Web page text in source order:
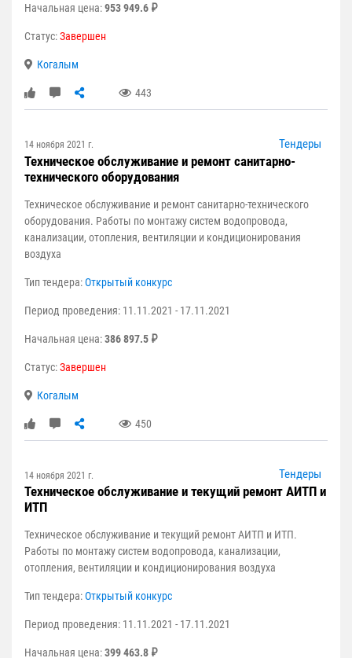
Начальная цена:953 949.6 ₽
Статус:Завершен
Когалым
443
14 ноября 2021 г. Тендеры
Техническое обслуживание и ремонт санитарно-
технического оборудования
Техническое обслуживание и ремонт санитарно-технического
оборудования. Работы по монтажу систем водопровода,
канализации, отопления, вентиляции и кондиционирования
воздуха
Тип тендера:Открытый конкурс
Период проведения: 11.11.2021 - 17.11.2021
Начальная цена:386 897.5 ₽
Статус:Завершен
Когалым
450
14 ноября 2021 г. Тендеры
Техническое обслуживание и текущий ремонт АИТП и
ИТП
Техническое обслуживание и текущий ремонт АИТП и ИТП.
Работы по монтажу систем водопровода, канализации,
отопления, вентиляции и кондиционирования воздуха
Тип тендера:Открытый конкурс
Период проведения: 11.11.2021 - 17.11.2021
Начальная цена:399 463.8 ₽